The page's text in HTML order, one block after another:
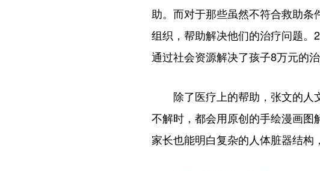
助。而对于那些虽然不符合救助
组织，帮助解决他们的治疗问题
通过社会资源解决了孩子8万元的治
除了医疗上的帮助，张文的人
不解时，都会用原创的手绘漫画
家长也能明白复杂的人体脏器结构